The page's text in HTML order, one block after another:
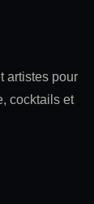
artistes pour
cocktails et